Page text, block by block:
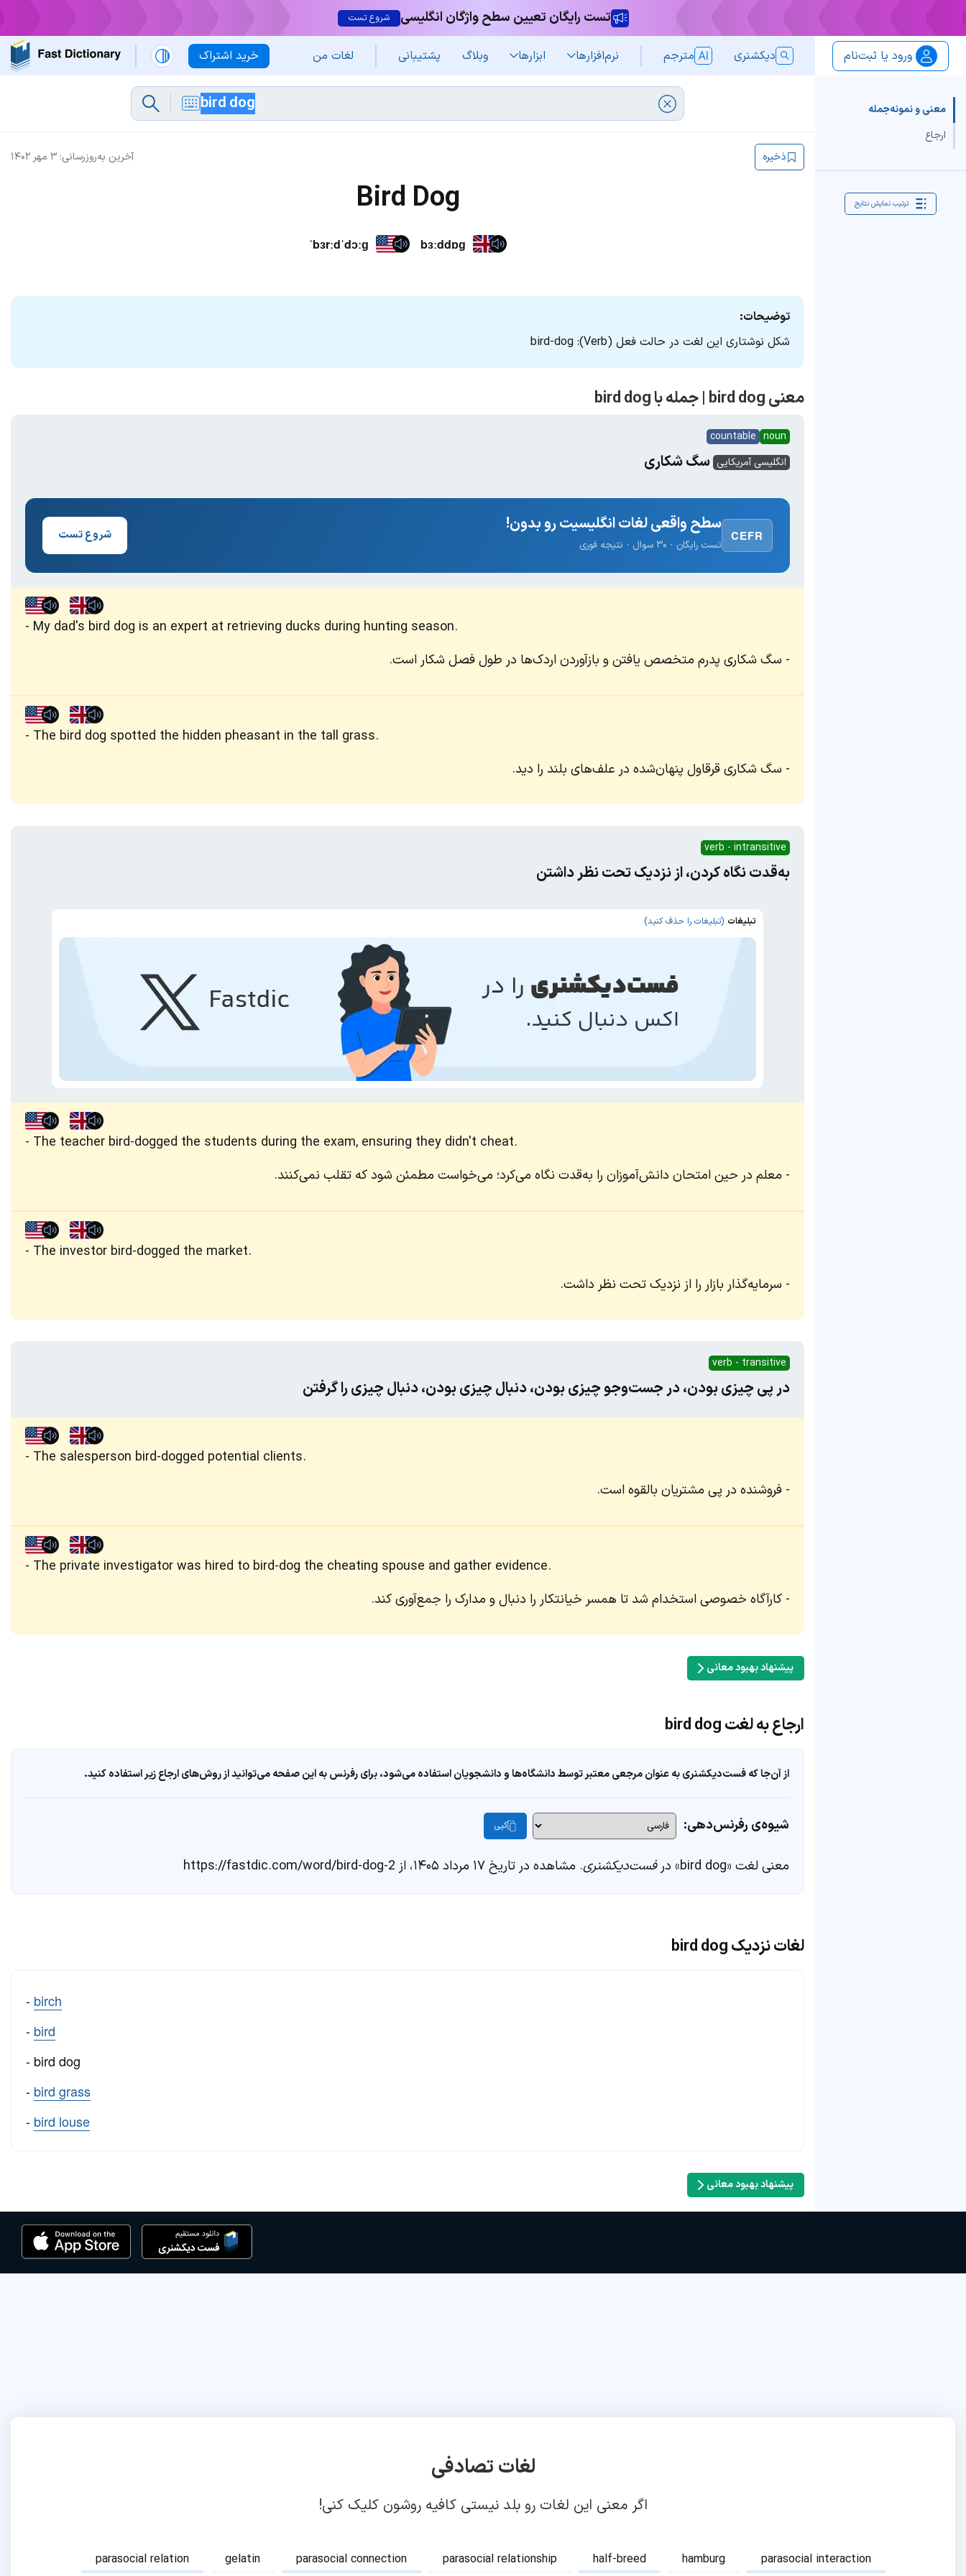
تست رایگان تعیین سطح واژگان انگلیسی شروع تست
خرید اشتراک ورود یا ثبت‌نام دیکشنری مترجم نرم‌افزار‌ها ابزارها وبلاگ پشتیبانی لغات من
معنی و نمونه‌جمله
ارجاع
ترتیب نمایش نتایج
آخرین به‌روزرسانی: ۳ مهر ۱۴۰۲ ذخیره
Bird Dog
ˈbɜrːdˈdɔːɡ bɜːddɒɡ
توضیحات:
شکل نوشتاری این لغت در حالت فعل (Verb): bird-dog
معنی bird dog | جمله با bird dog
noun
countable
انگلیسی آمریکایی سگ شکاری
CEFR
سطح واقعی لغات انگلیسیت رو بدون!
تست رایگان · ۳۰ سوال · نتیجه فوری
شروع تست
My dad's bird dog is an expert at retrieving ducks during hunting season.
سگ شکاری پدرم متخصص یافتن و بازآوردن اردک‌ها در طول فصل شکار است.
The bird dog spotted the hidden pheasant in the tall grass.
سگ شکاری قرقاول پنهان‌شده در علف‌های بلند را دید.
verb - intransitive
به‌قدت نگاه کردن، از نزدیک تحت نظر داشتن
تبلیغات (تبلیغات را حذف کنید)
The teacher bird-dogged the students during the exam, ensuring they didn't cheat.
معلم در حین امتحان دانش‌آموزان را به‌قدت نگاه می‌کرد؛ می‌خواست مطمئن شود که تقلب نمی‌کنند.
The investor bird-dogged the market.
سرمایه‌گذار بازار را از نزدیک تحت نظر داشت.
verb - transitive
در پی چیزی بودن، در جست‌وجو چیزی بودن، دنبال چیزی بودن، دنبال چیزی را گرفتن
The salesperson bird-dogged potential clients.
فروشنده در پی مشتریان بالقوه است.
The private investigator was hired to bird-dog the cheating spouse and gather evidence.
کارآگاه خصوصی استخدام شد تا همسر خیانتکار را دنبال و مدارک را جمع‌آوری کند.
پیشنهاد بهبود معانی
ارجاع به لغت bird dog
از آن‌جا که فست‌دیکشنری به عنوان مرجعی معتبر توسط دانشگاه‌ها و دانشجویان استفاده می‌شود، برای رفرنس به این صفحه می‌توانید از روش‌های ارجاع زیر استفاده کنید.
شیوه‌ی رفرنس‌دهی: کپی
معنی لغت «bird dog» در فست‌دیکشنری. مشاهده در تاریخ ۱۷ مرداد ۱۴۰۵، از https://fastdic.com/word/bird-dog-2
لغات نزدیک bird dog
- birch
- bird
- bird dog
- bird grass
- bird louse
پیشنهاد بهبود معانی
لغات تصادفی
اگر معنی این لغات رو بلد نیستی کافیه روشون کلیک کنی!
parasocial relation gelatin parasocial connection parasocial relationship half-breed hamburg parasocial interaction